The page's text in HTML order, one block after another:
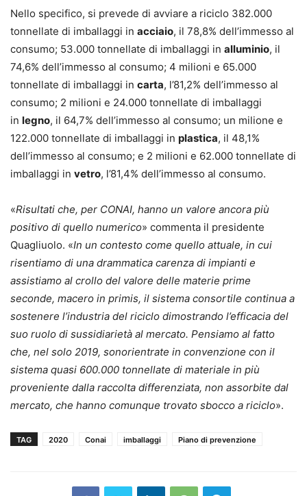
Nello specifico, si prevede di avviare a riciclo 382.000
tonnellate di imballaggi in acciaio, il 78,8% dell’immesso al
consumo; 53.000 tonnellate di imballaggi in alluminio, il
74,6% dell’immesso al consumo; 4 milioni e 65.000
tonnellate di imballaggi in carta, l’81,2% dell’immesso al
consumo; 2 milioni e 24.000 tonnellate di imballaggi
in legno, il 64,7% dell’immesso al consumo; un milione e
122.000 tonnellate di imballaggi in plastica, il 48,1%
dell’immesso al consumo; e 2 milioni e 62.000 tonnellate di
imballaggi in vetro, l’81,4% dell’immesso al consumo.
«Risultati che, per CONAI, hanno un valore ancora più
positivo di quello numerico» commenta il presidente
Quagliuolo. «In un contesto come quello attuale, in cui
risentiamo di una drammatica carenza di impianti e
assistiamo al crollo del valore delle materie prime
seconde, macero in primis, il sistema consortile continua a
sostenere l’industria del riciclo dimostrando l’efficacia del
suo ruolo di sussidiarietà al mercato. Pensiamo al fatto
che, nel solo 2019, sonorientrate in convenzione con il
sistema quasi 600.000 tonnellate di materiale in più
proveniente dalla raccolta differenziata, non assorbite dal
mercato, che hanno comunque trovato sbocco a riciclo».
TAG 2020 Conai imballaggi Piano di prevenzione